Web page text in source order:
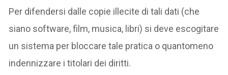
Per difendersi dalle copie illecite di tali dati (che
siano software, film, musica, libri) si deve escogitare
un sistema per bloccare tale pratica o quantomeno
indennizzare i titolari dei diritti.